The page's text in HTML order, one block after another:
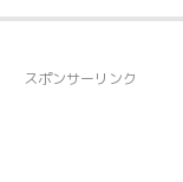
スポンサーリンク